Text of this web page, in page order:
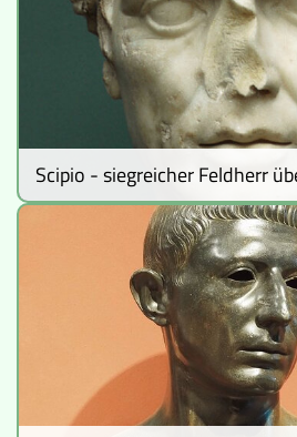
Scipio - siegreicher Feldherr